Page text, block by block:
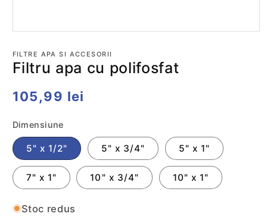
media
1
într-
modală
FILTRE APA SI ACCESORII
Filtru apa cu polifosfat
Preț
105,99 lei
Dimensiune
5" x 1/2" 5" x 3/4" 5" x 1"
7" x 1" 10" x 3/4" 10" x 1"
Stoc redus